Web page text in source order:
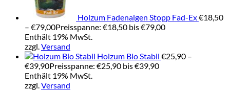
Holzum Fadenalgen Stopp Fad-Ex€18,50
– €79,00Preisspanne: €18,50 bis €79,00
Enthält 19% MwSt.
zzgl.Versand
Holzum Bio Stabil €25,90 –
€39,90Preisspanne: €25,90 bis €39,90
Enthält 19% MwSt.
zzgl.Versand